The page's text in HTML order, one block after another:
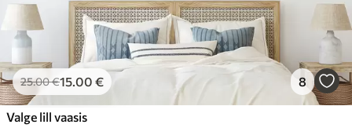
25.00€15.00 € 8
Valge lill vaasis